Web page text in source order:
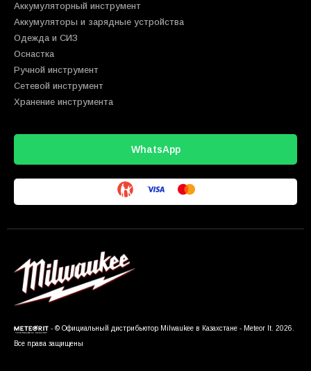
Аккумуляторный инструмент
Аккумуляторы и зарядные устройства
Одежда и СИЗ
Оснастка
Ручной инструмент
Сетевой инструмент
Хранение инструмента
WhatsApp
- © Официальный дистрибьютор Milwaukee в Казахстане - Meteor It. 2026.
Все права защищены